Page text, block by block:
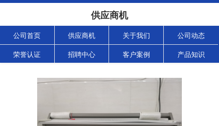
供应商机
公司首页 供应商机 关于我们 公司动态
荣誉认证 招聘中心 客户案例 产品知识